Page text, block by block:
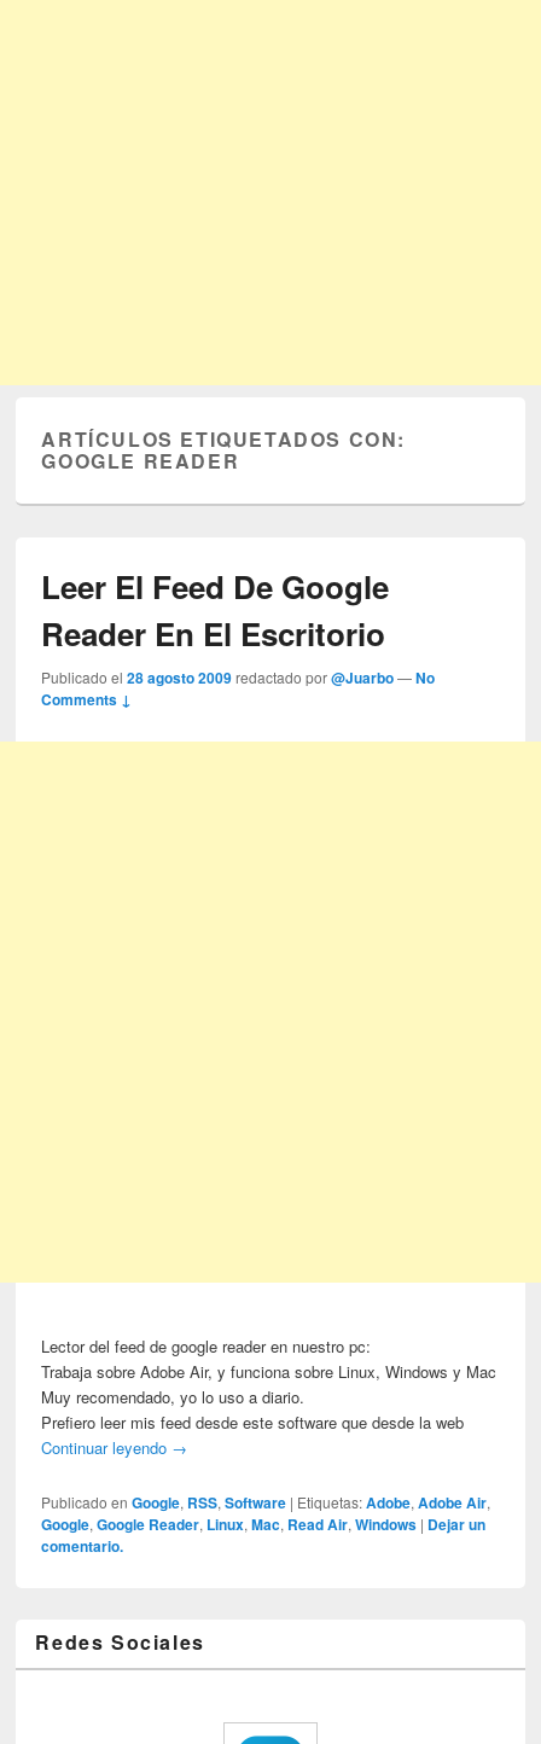
ARTÍCULOS ETIQUETADOS CON:
GOOGLE READER
Leer El Feed De Google
Reader En El Escritorio
Publicado el28 agosto 2009 redactado por@Juarbo —No
Comments ↓
Lector del feed de google reader en nuestro pc:
Trabaja sobre Adobe Air, y funciona sobre Linux, Windows y Mac
Muy recomendado, yo lo uso a diario.
Prefiero leer mis feed desde este software que desde la web
Continuar leyendo →
Publicado en Google, RSS,Software | Etiquetas: Adobe,Adobe Air,
Google,Google Reader, Linux,Mac, Read Air,Windows | Dejar un
comentario.
Redes Sociales